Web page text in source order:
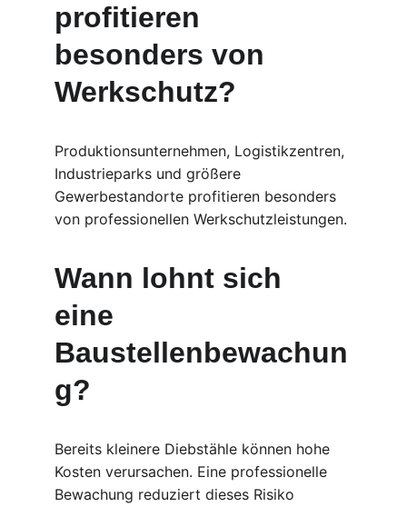
profitieren
besonders von
Werkschutz?
Produktionsunternehmen, Logistikzentren,
Industrieparks und größere
Gewerbestandorte profitieren besonders
von professionellen Werkschutzleistungen.
Wann lohnt sich
eine
Baustellenbewachun
g?
Bereits kleinere Diebstähle können hohe
Kosten verursachen. Eine professionelle
Bewachung reduziert dieses Risiko